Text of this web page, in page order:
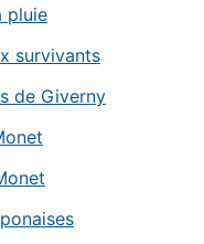
pluie
survivants
de Giverny